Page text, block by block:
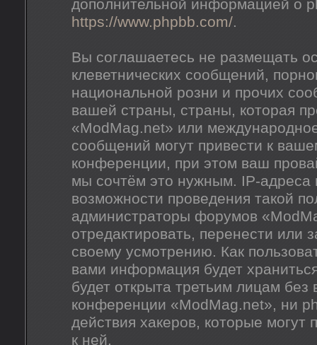
дополнительной информацией о
https://www.phpbb.com/.
Вы соглашаетесь не размещать
клеветнических сообщений,
национальной розни и прочих
вашей страны, страны, которая
«ModMag.net» или
сообщений могут привести к
конференции, при этом ваш
мы сочтём это нужным. IP-адреса
возможности проведения такой
администраторы форумов
отредактировать, перенести
своему усмотрению. Как
вами информация будет
будет открыта третьим лицам
конференции «ModMag.net», ни
действия хакеров, которые могут
к ней.